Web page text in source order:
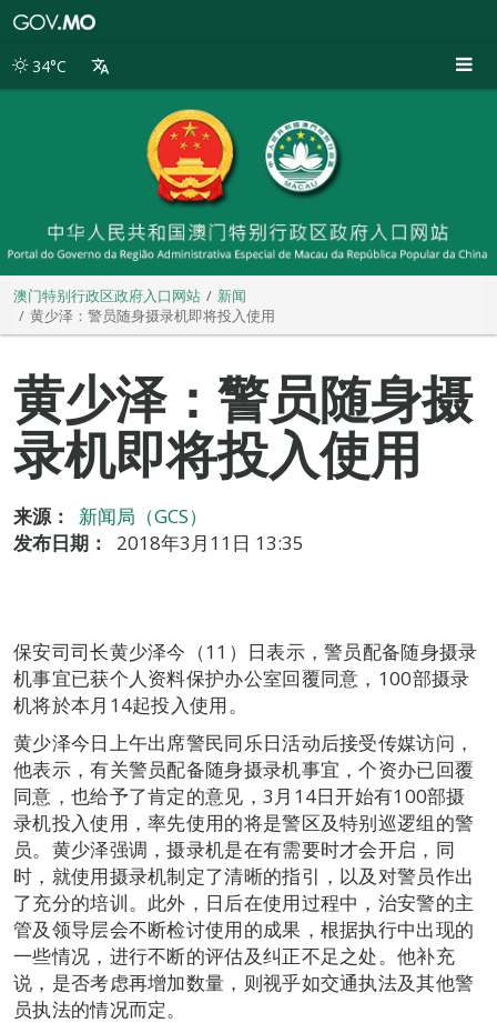
别
34°C
澳门特别行政区政府入口网站
新闻
黄少泽：警员随身摄录机即将投入使用
黄少泽：警员随身摄
录机即将投入使用
来源：
新闻局（GCS）
发布日期：
2018年3月11日 13:35
保安司司长黄少泽今（11）日表示，警员配备随身摄录
机事宜已获个人资料保护办公室回覆同意，100部摄录
机将於本月14起投入使用。
黄少泽今日上午出席警民同乐日活动后接受传媒访问，
他表示，有关警员配备随身摄录机事宜，个资办已回覆
同意，也给予了肯定的意见，3月14日开始有100部摄
录机投入使用，率先使用的将是警区及特别巡逻组的警
员。黄少泽强调，摄录机是在有需要时才会开启，同
时，就使用摄录机制定了清晰的指引，以及对警员作出
了充分的培训。此外，日后在使用过程中，治安警的主
管及领导层会不断检讨使用的成果，根据执行中出现的
一些情况，进行不断的评估及纠正不足之处。他补充
说，是否考虑再增加数量，则视乎如交通执法及其他警
员执法的情况而定。